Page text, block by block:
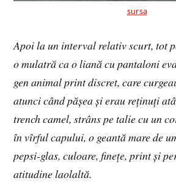
sursa
Apoi la un interval relativ scurt, tot
o mulatră ca o liană cu pantaloni
gen animal print discret, care
atunci când pășea și erau reținuți
trench camel, strâns pe talie cu un
în vîrful capului, o geantă mare de
pepsi-glas, culoare, finețe, print și
atitudine laolaltă.